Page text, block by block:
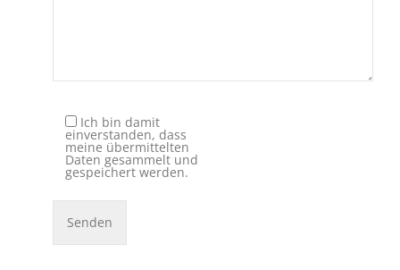
Ich bin damit
einverstanden, dass
meine übermittelten
Daten gesammelt und
gespeichert werden.